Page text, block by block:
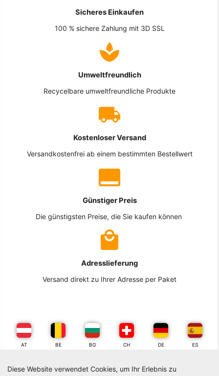
Diese Website verwendet Cookies, um Ihr Erlebnis zu
Sicheres Einkaufen
100 % sichere Zahlung mit 3D SSL
Umweltfreundlich
Recycelbare umweltfreundliche Produkte
Kostenloser Versand
Versandkostenfrei ab einem bestimmten Bestellwert
Günstiger Preis
Die günstigsten Preise, die Sie kaufen können
Adresslieferung
Versand direkt zu Ihrer Adresse per Paket
AT BE BG CH DE ES